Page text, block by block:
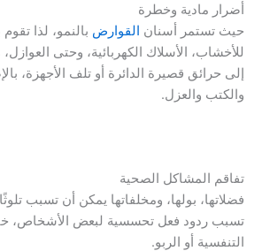
أضرار مادية وخطرة
حيث تستمر أسنان القوارض بالنمو، لذا
للأخشاب، الأسلاك الكهربائية، وحتى
إلى حرائق قصيرة الدائرة أو تلف الأجهزة،
والكتب والعزل.
تفاقم المشاكل الصحية
فضلاتها، بولها، ومخلفاتها يمكن أن تسبب
تسبب ردود فعل تحسسية لبعض الأشخاص،
التنفسية أو الربو.